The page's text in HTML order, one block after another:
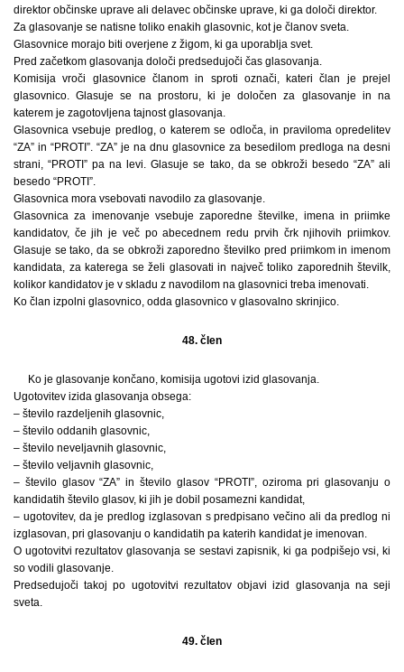
direktor občinske uprave ali delavec občinske uprave, ki ga določi direktor.
Za glasovanje se natisne toliko enakih glasovnic, kot je članov sveta.
Glasovnice morajo biti overjene z žigom, ki ga uporablja svet.
Pred začetkom glasovanja določi predsedujoči čas glasovanja.
Komisija vroči glasovnice članom in sproti označi, kateri član je prejel
glasovnico. Glasuje se na prostoru, ki je določen za glasovanje in na
katerem je zagotovljena tajnost glasovanja.
Glasovnica vsebuje predlog, o katerem se odloča, in praviloma opredelitev
“ZA” in “PROTI”. “ZA” je na dnu glasovnice za besedilom predloga na desni
strani, “PROTI” pa na levi. Glasuje se tako, da se obkroži besedo “ZA” ali
besedo “PROTI”.
Glasovnica mora vsebovati navodilo za glasovanje.
Glasovnica za imenovanje vsebuje zaporedne številke, imena in priimke
kandidatov, če jih je več po abecednem redu prvih črk njihovih priimkov.
Glasuje se tako, da se obkroži zaporedno številko pred priimkom in imenom
kandidata, za katerega se želi glasovati in največ toliko zaporednih številk,
kolikor kandidatov je v skladu z navodilom na glasovnici treba imenovati.
Ko član izpolni glasovnico, odda glasovnico v glasovalno skrinjico.
48. člen
Ko je glasovanje končano, komisija ugotovi izid glasovanja.
Ugotovitev izida glasovanja obsega:
– število razdeljenih glasovnic,
– število oddanih glasovnic,
– število neveljavnih glasovnic,
– število veljavnih glasovnic,
– število glasov “ZA” in število glasov “PROTI”, oziroma pri glasovanju o
kandidatih število glasov, ki jih je dobil posamezni kandidat,
– ugotovitev, da je predlog izglasovan s predpisano večino ali da predlog ni
izglasovan, pri glasovanju o kandidatih pa katerih kandidat je imenovan.
O ugotovitvi rezultatov glasovanja se sestavi zapisnik, ki ga podpišejo vsi, ki
so vodili glasovanje.
Predsedujoči takoj po ugotovitvi rezultatov objavi izid glasovanja na seji
sveta.
49. člen